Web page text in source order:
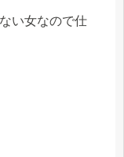
い女なので仕